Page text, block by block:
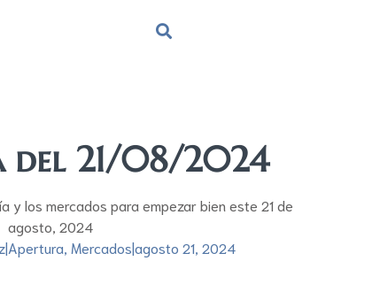
del 21/08/2024
y los mercados para empezar bien este 21 de
agosto, 2024
|Apertura Mercados|agosto 21, 2024